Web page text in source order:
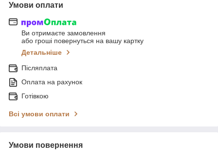
Умови оплати
Ви отримаєте замовлення
або гроші повернуться на вашу картку
Детальніше
Післяплата
Оплата на рахунок
Готівкою
Всі умови оплати
Умови повернення